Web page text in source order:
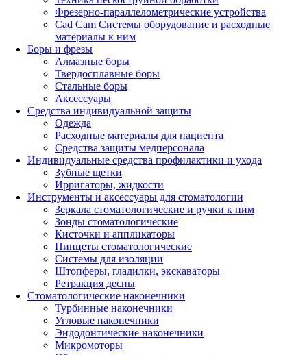
Фрезерно-параллелометрические устройства
Cad Cam Системы оборудование и расходные
материалы к ним
Боры и фрезы
Алмазные боры
Твердосплавные боры
Стальные боры
Аксессуары
Средства индивидуальной защиты
Одежда
Расходные материалы для пациента
Средства защиты медперсонала
Индивидуальные средства профилактики и ухода
Зубные щетки
Ирригаторы, жидкости
Инструменты и аксессуары для стоматологии
Зеркала стоматологические и ручки к ним
Зонды стоматологические
Кисточки и аппликаторы
Пинцеты стоматологические
Системы для изоляции
Штопферы, гладилки, экскаваторы
Ретракция десны
Стоматологические наконечники
Турбинные наконечники
Угловые наконечники
Эндодонтические наконечники
Микромоторы